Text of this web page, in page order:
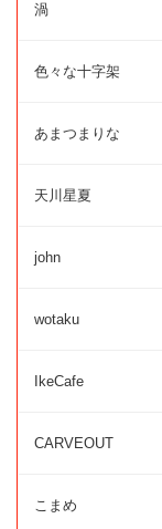
渦
色々な十字架
あまつまりな
天川星夏
john
wotaku
IkeCafe
CARVEOUT
こまめ